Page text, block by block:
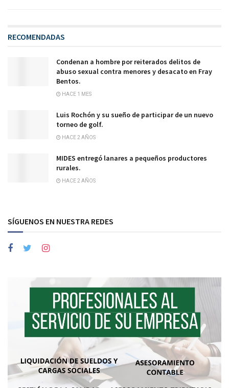
RECOMENDADAS
Condenan a hombre por reiterados delitos de
abuso sexual contra menores y desacato en Fray
Bentos.
HACE 1 MES
Luis Rochón y su sueño de participar de un nuevo
torneo de golf.
HACE 2 AÑOS
MIDES entregó lanares a pequeños productores
rurales.
HACE 2 AÑOS
SÍGUENOS EN NUESTRA REDES